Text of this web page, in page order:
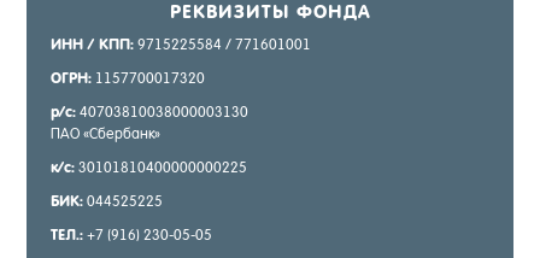
РЕК­ВИ­ЗИТЫ ФОН­ДА
ИНН / КПП: 9715225584 / 771601001
ОГРН: 1157700017320
р/с: 40703810038000003130
ПАО «Сбер­банк»
к/с: 30101810400000000225
БИК: 044525225
ТЕЛ.: +7 (916) 230-05-05